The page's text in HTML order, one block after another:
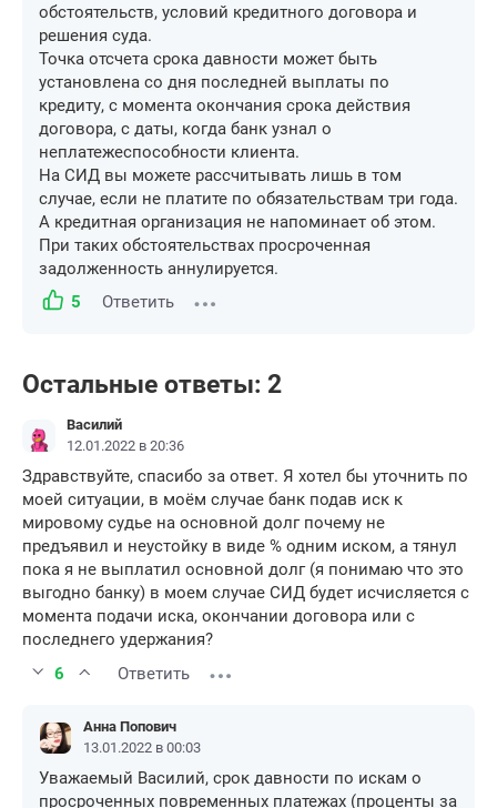
обстоятельств, условий кредитного договора и
решения суда.
Точка отсчета срока давности может быть
установлена со дня последней выплаты по
кредиту, с момента окончания срока действия
договора, с даты, когда банк узнал о
неплатежеспособности клиента.
На СИД вы можете рассчитывать лишь в том
случае, если не платите по обязательствам три года.
А кредитная организация не напоминает об этом.
При таких обстоятельствах просроченная
задолженность аннулируется.
5
Ответить
Остальные ответы: 2
Василий
12.01.2022 в 20:36
Здравствуйте, спасибо за ответ. Я хотел бы уточнить по
моей ситуации, в моём случае банк подав иск к
мировому судье на основной долг почему не
предъявил и неустойку в виде % одним иском, а тянул
пока я не выплатил основной долг (я понимаю что это
выгодно банку) в моем случае СИД будет исчисляется с
момента подачи иска, окончании договора или с
последнего удержания?
6
Ответить
Анна Попович
13.01.2022 в 00:03
Уважаемый Василий, срок давности по искам о
просроченных повременных платежах (проценты за